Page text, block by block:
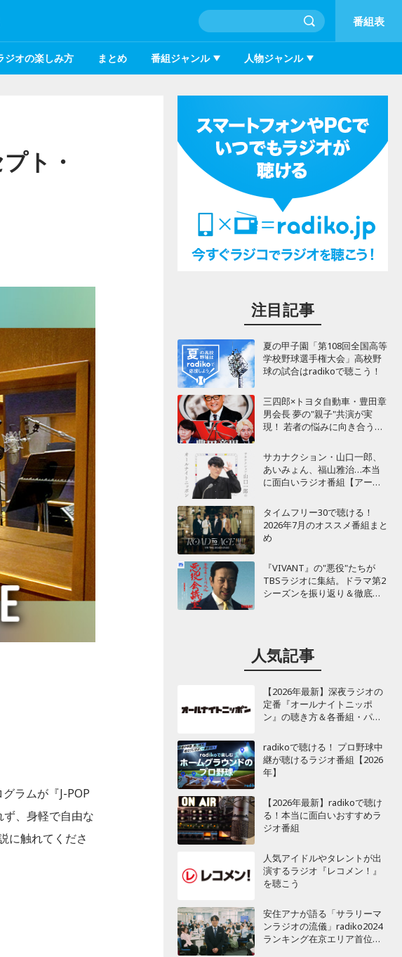
番組表
ジオの楽しみ方 まとめ 番組ジャンル 人物ジャンル
ト・
ラムが『J-POP
ず、身軽で自由な
に触れてくださ
注目記事
夏の甲子園「第108回全国高等
学校野球選手権大会」高校野
球の試合はradikoで聴こう！
三四郎×トヨタ自動車・豊田章
男会長 夢の"親子"共演が実
現！ 若者の悩みに向き合うポ
サカナクション・山口一郎、
あいみょん、福山雅治…本当
に面白いラジオ番組【アーテ
タイムフリー30で聴ける！
2026年7月のオススメ番組まと
め
『VIVANT』の"悪役"たちが
TBSラジオに集結。ドラマ第2
シーズンを振り返り＆徹底考
人気記事
【2026年最新】深夜ラジオの
定番『オールナイトニッポ
ン』の聴き方＆各番組・パー
radikoで聴ける！ プロ野球中
継が聴けるラジオ番組【2026
年】
【2026年最新】radikoで聴け
る！本当に面白いおすすめラ
ジオ番組
人気アイドルやタレントが出
演するラジオ『レコメン！』
を聴こう
安住アナが語る「サラリーマ
ンラジオの流儀」radiko2024
ランキング在京エリア首位